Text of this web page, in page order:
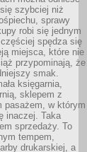
szybciej niż
sprawy
robi się jednym
spędza się
miejsca, które nie
przypominają, że
smak.
księgarnia,
sklepem z
pasażem, w którym
inaczej. Taka
sprzedaży. To
tempem,
drukarskiej, a